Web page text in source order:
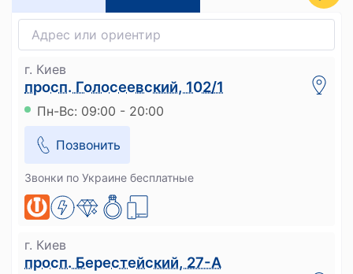
г. Киев
просп. Голосеевский, 102/1
Пн-Вс: 09:00 - 20:00
Позвонить
Звонки по Украине бесплатные
г. Киев
просп. Берестейский, 27-А